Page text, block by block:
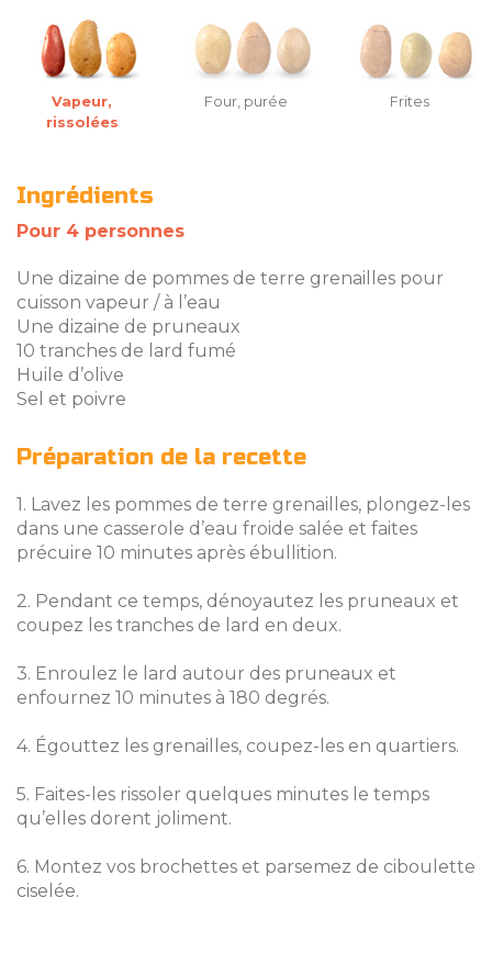
Vapeur,
rissolées
Four, purée Frites
Ingrédients
Pour 4 personnes
Une dizaine de pommes de terre grenailles pour
cuisson vapeur / à l’eau
Une dizaine de pruneaux
10 tranches de lard fumé
Huile d’olive
Sel et poivre
Préparation de la recette
1. Lavez les pommes de terre grenailles, plongez-les
dans une casserole d’eau froide salée et faites
précuire 10 minutes après ébullition.
2. Pendant ce temps, dénoyautez les pruneaux et
coupez les tranches de lard en deux.
3. Enroulez le lard autour des pruneaux et
enfournez 10 minutes à 180 degrés.
4. Égouttez les grenailles, coupez-les en quartiers.
5. Faites-les rissoler quelques minutes le temps
qu’elles dorent joliment.
6. Montez vos brochettes et parsemez de ciboulette
ciselée.